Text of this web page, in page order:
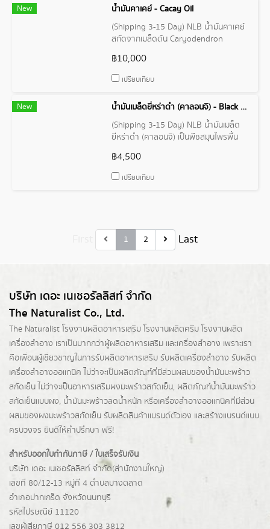
New
น้ำมันคาเคย์ - Cacay Oil
(Shipping 3-15 Day) NLB น้ำมันคาเคย์
สกัดจากเมล็ดต้น Caryodendron
ชื่อเรื่องคุณสมบัติต่อต้านริ้วรอย อุดมไป
ด้วยวิตามิน A, E และกรดไขมันโอเมก้า-6
ผลิตภัณฑ์บำรุงผิว
฿10,000
เปรียบเทียบ
New
น้ำมันเมล็ดยี่หร่าดํา (คาลอนจิ) - Black Cumin Seed (Kalonji) Oil
(Shipping 3-15 Day) NLB น้ำมันเมล็ด
ยี่หร่าดํา (คาลอนจิ) เป็นพืชสมุนไพรพื้น
เมดิเตอร์เรเนียน ใช้รักษาโรคต่างๆ มานาน
หลายศตวรรษ พบแม้กระทั่งในสุสาน
฿4,500
เปรียบเทียบ
1 2 Last
บริษัท เดอะ เนเชอรัลลิสท์ จำกัด
The Naturalist Co., Ltd.
The Naturalist โรงงานผลิตอาหารเสริม โรงงานผลิตครีม โรงงานผลิต
เครื่องสำอาง เราเป็นมากกว่าผู้ผลิตอาหารเสริม และเครื่องสำอาง เพราะเรา
คือเพื่อนผู้เชี่ยวชาญในการรับผลิตอาหารเสริม รับผลิตเครื่องสำอาง รับผลิต
เครื่องสำอางออแกนิค ไม่ว่าจะเป็นผลิตภัณฑ์ที่มีส่วนผสมของน้ำมันมะพร้าว
สกัดเย็น ไม่ว่าจะเป็นอาหารเสริมผงมะพร้าวสกัดเย็น, ผลิตภัณฑ์น้ำมันมะพร้าว
สกัดเย็นแบบผง, น้ำมันมะพร้าวลดน้ำหนัก หรือเครื่องสำอางออแกนิคที่มีส่วน
ผสมของผงมะพร้าวสกัดเย็น รับผลิตสินค้าแบรนด์ตัวเอง และสร้างแบรนด์แบบ
ครบวงจร ยินดีให้คำปรึกษา ฟรี!
สำหรับออกใบกำกับภาษี / ใบเสร็จรับเงิน
บริษัท เดอะ เนเชอรัลลิสท์ จำกัด(ส่านักงานใหญ่)
เลขที่ 80/12-13 หมู่ที่ 4 ตำบลบางตลาด
อำเภอปากเกร็ด จังหวัดนนทบุรี
รหัสไปรษณีย์ 11120